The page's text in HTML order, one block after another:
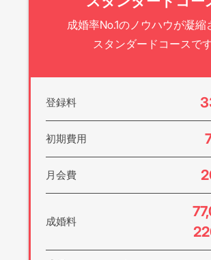
成婚率No.1のノウハウが凝縮
スタンダードコースで
登録料
初期費用
月会費
成婚料